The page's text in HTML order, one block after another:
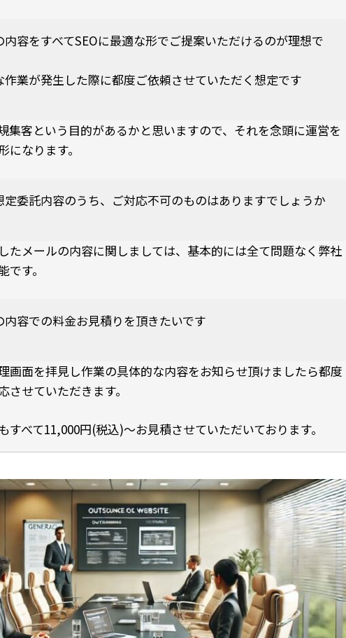
容をすべてSEOに最適な形でご提案いただけるのが理想で
業が発生した際に都度ご依頼させていただく想定です
集客という目的があるかと思いますので、それを念頭に運営を
になります。
定委託内容のうち、ご対応不可のものはありますでしょうか
たメールの内容に関しましては、基本的には全て問題なく弊社
です。
内容での料金お見積りを頂きたいです
画面を拝見し作業の具体的な内容をお知らせ頂けましたら都度
させていただきます。
すべて11,000円(税込)～お見積させていただいております。